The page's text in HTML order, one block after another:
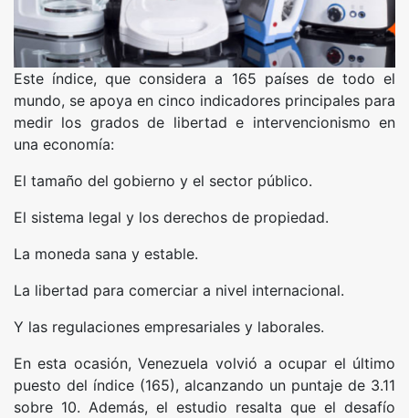
Este índice, que considera a 165 países de todo el
mundo, se apoya en cinco indicadores principales para
medir los grados de libertad e intervencionismo en
una economía:
El tamaño del gobierno y el sector público.
El sistema legal y los derechos de propiedad.
La moneda sana y estable.
La libertad para comerciar a nivel internacional.
Y las regulaciones empresariales y laborales.
En esta ocasión, Venezuela volvió a ocupar el último
puesto del índice (165), alcanzando un puntaje de 3.11
sobre 10. Además, el estudio resalta que el desafío